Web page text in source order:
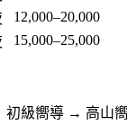
12,000–20,000
15,000–25,000
級嚮導 → 高山